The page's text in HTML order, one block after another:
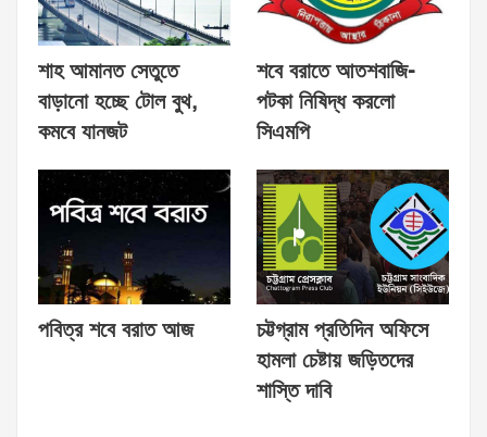
শাহ আমানত সেতুতে
বাড়ানো হচ্ছে টোল বুথ,
কমবে যানজট
শবে বরাতে আতশবাজি-
পটকা নিষিদ্ধ করলো
সিএমপি
পবিত্র শবে বরাত আজ
চট্টগ্রাম প্রতিদিন অফিসে
হামলা চেষ্টায় জড়িতদের
শাস্তি দাবি